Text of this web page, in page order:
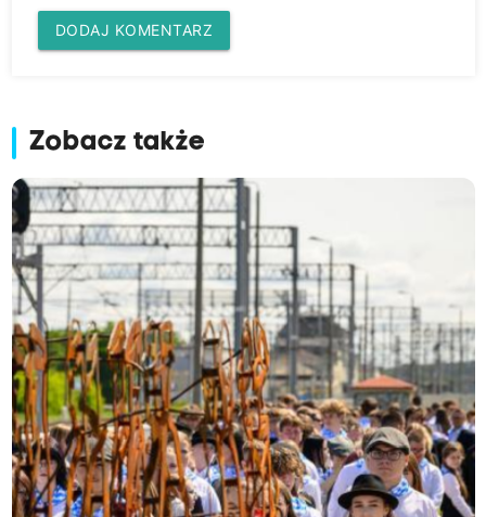
DODAJ KOMENTARZ
Zobacz także